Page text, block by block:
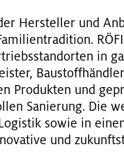
Her­stel­ler und
in
Pro­duk­ten und
Sa­nie­rung. Die
sowie in
und